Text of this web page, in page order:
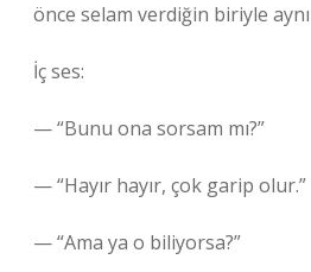
önce selam verdiğin biriyle
İç ses:
— “Bunu ona sorsam mı?”
— “Hayır hayır, çok garip olur.”
— “Ama ya o biliyorsa?”